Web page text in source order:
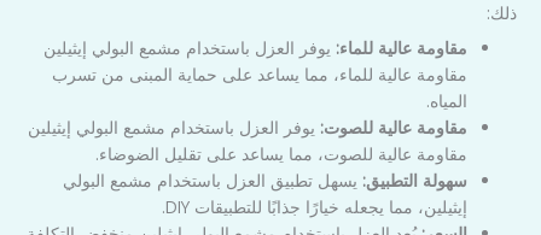
ذلك:
مقاومة عالية للماء: يوفر العزل باستخدام مشمع البولي إيثيلين
مقاومة عالية للماء، مما يساعد على حماية المبنى من تسرب
المياه.
مقاومة عالية للصوت: يوفر العزل باستخدام مشمع البولي إيثيلين
مقاومة عالية للصوت، مما يساعد على تقليل الضوضاء.
سهولة التطبيق: يسهل تطبيق العزل باستخدام مشمع البولي
إيثيلين، مما يجعله خيارًا جذابًا للتطبيقات DIY.